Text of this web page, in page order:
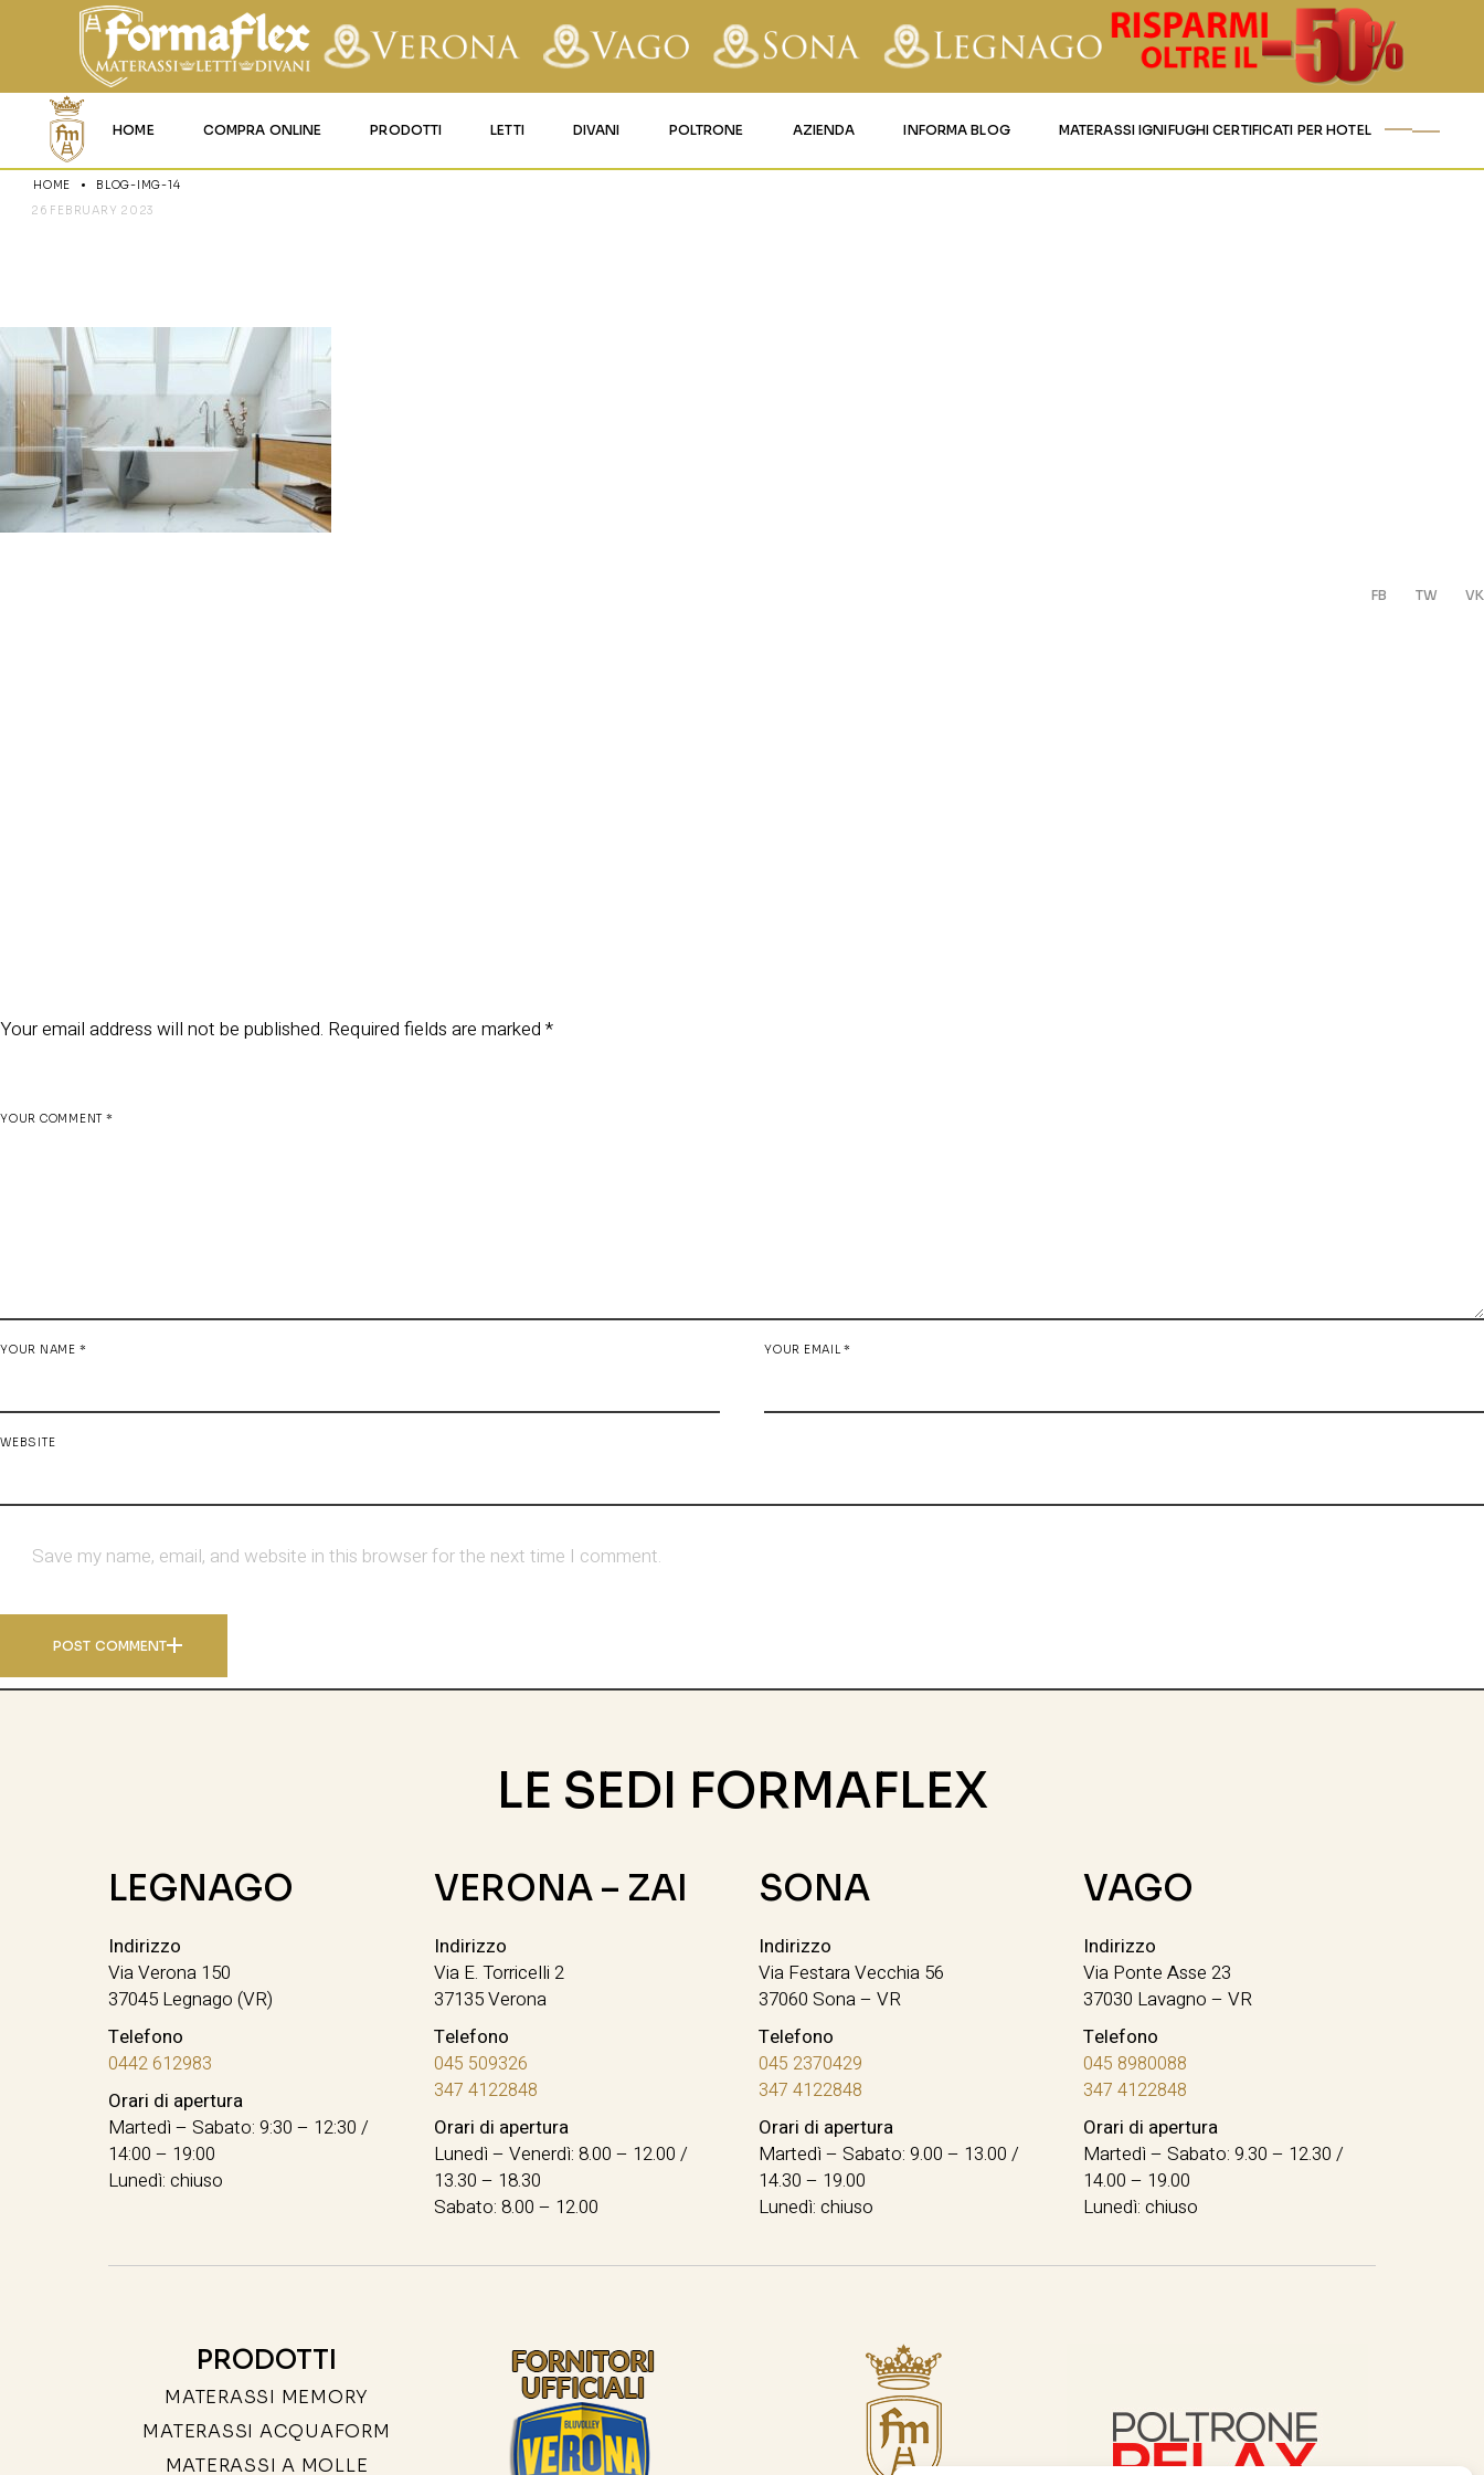
HOME COMPRA ONLINE PRODOTTI LETTI DIVANI POLTRONE AZIENDA INFORMA BLOG MATERASSI IGNIFUGHI CERTIFICATI PER HOTEL
HOME
BLOG-IMG-14
26 FEBRUARY 2023
FB TW VK
Your email address will not be published. Required fields are marked *
YOUR COMMENT *
YOUR NAME * YOUR EMAIL *
WEBSITE
Save my name, email, and website in this browser for the next time I comment.
POST COMMENT
LE SEDI FORMAFLEX
LEGNAGO
Indirizzo
Via Verona 150
37045 Legnago (VR)
Telefono
0442 612983
Orari di apertura
Martedì – Sabato: 9:30 – 12:30 /
14:00 – 19:00
Lunedì: chiuso
VERONA – ZAI
Indirizzo
Via E. Torricelli 2
37135 Verona
Telefono
045 509326
347 4122848
Orari di apertura
Lunedì – Venerdì: 8.00 – 12.00 /
13.30 – 18.30
Sabato: 8.00 – 12.00
SONA
Indirizzo
Via Festara Vecchia 56
37060 Sona – VR
Telefono
045 2370429
347 4122848
Orari di apertura
Martedì – Sabato: 9.00 – 13.00 /
14.30 – 19.00
Lunedì: chiuso
VAGO
Indirizzo
Via Ponte Asse 23
37030 Lavagno – VR
Telefono
045 8980088
347 4122848
Orari di apertura
Martedì – Sabato: 9.30 – 12.30 /
14.00 – 19.00
Lunedì: chiuso
PRODOTTI
MATERASSI MEMORY
MATERASSI ACQUAFORM
MATERASSI A MOLLE